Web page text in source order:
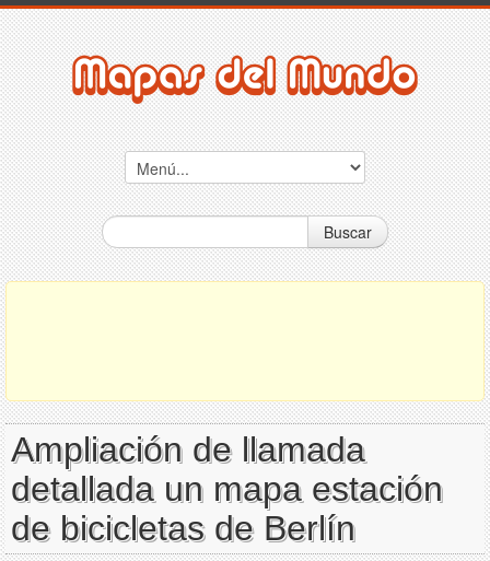
Buscar
Ampliación de llamada
detallada un mapa estación
de bicicletas de Berlín